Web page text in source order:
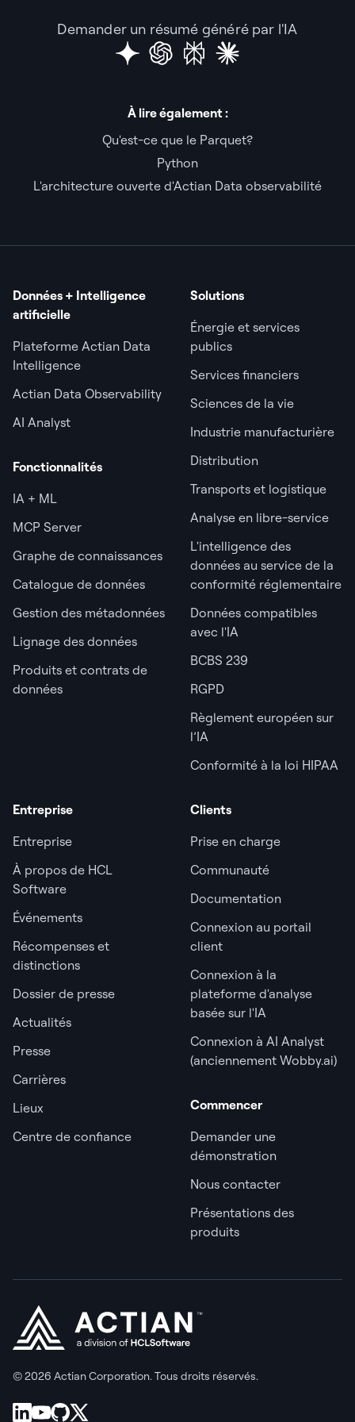
Demander un résumé généré par l'IA
À lire également :
Qu'est-ce que le Parquet?
Python
L'architecture ouverte d'Actian Data observabilité
Données + Intelligence
artificielle
Plateforme Actian Data
Intelligence
Actian Data Observability
AI Analyst
Fonctionnalités
IA + ML
MCP Server
Graphe de connaissances
Catalogue de données
Gestion des métadonnées
Lignage des données
Produits et contrats de
données
Solutions
Énergie et services
publics
Services financiers
Sciences de la vie
Industrie manufacturière
Distribution
Transports et logistique
Analyse en libre-service
L'intelligence des
données au service de la
conformité réglementaire
Données compatibles
avec l'IA
BCBS 239
RGPD
Règlement européen sur
l’IA
Conformité à la loi HIPAA
Entreprise
Entreprise
À propos de HCL
Software
Événements
Récompenses et
distinctions
Dossier de presse
Actualités
Presse
Carrières
Lieux
Centre de confiance
Clients
Prise en charge
Communauté
Documentation
Connexion au portail
client
Connexion à la
plateforme d'analyse
basée sur l'IA
Connexion à AI Analyst
(anciennement Wobby.ai)
Commencer
Demander une
démonstration
Nous contacter
Présentations des
produits
© 2026 Actian Corporation. Tous droits réservés.